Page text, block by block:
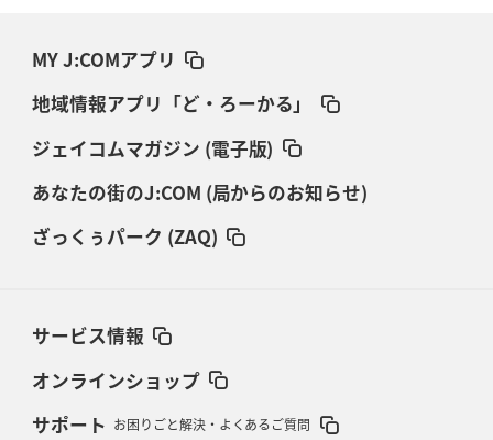
MY J:COMアプリ
地域情報アプリ「ど・ろーかる」
ジェイコムマガジン (電子版)
あなたの街のJ:COM (局からのお知らせ)
ざっくぅパーク (ZAQ)
サービス情報
オンラインショップ
サポート お困りごと解決・よくあるご質問